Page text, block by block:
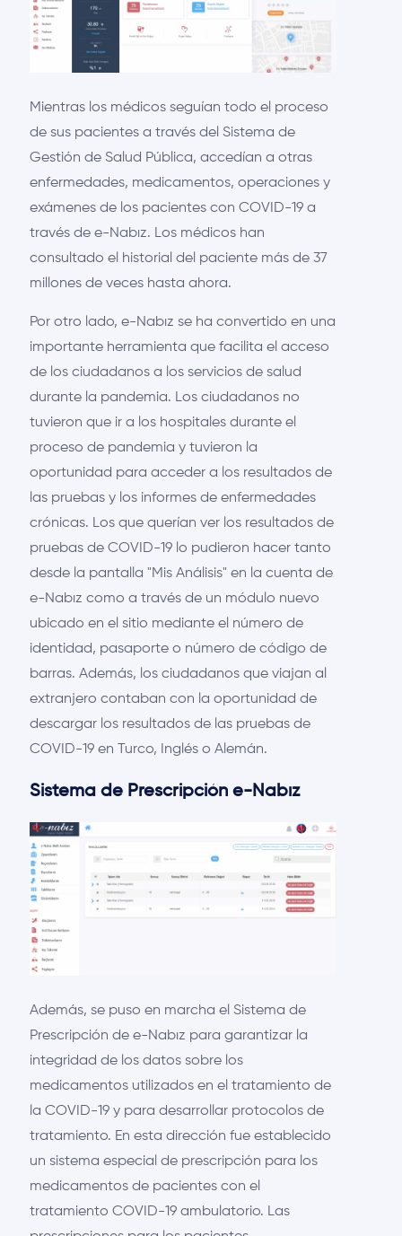
Mientras los médicos seguían todo el proceso
de sus pacientes a través del Sistema de
Gestión de Salud Pública, accedían a otras
enfermedades, medicamentos, operaciones y
exámenes de los pacientes con COVID-19 a
través de e-Nabız. Los médicos han
consultado el historial del paciente más de 37
millones de veces hasta ahora.
Por otro lado, e-Nabız se ha convertido en una
importante herramienta que facilita el acceso
de los ciudadanos a los servicios de salud
durante la pandemia. Los ciudadanos no
tuvieron que ir a los hospitales durante el
proceso de pandemia y tuvieron la
oportunidad para acceder a los resultados de
las pruebas y los informes de enfermedades
crónicas. Los que querían ver los resultados de
pruebas de COVID-19 lo pudieron hacer tanto
desde la pantalla "Mis Análisis" en la cuenta de
e-Nabız como a través de un módulo nuevo
ubicado en el sitio mediante el número de
identidad, pasaporte o número de código de
barras. Además, los ciudadanos que viajan al
extranjero contaban con la oportunidad de
descargar los resultados de las pruebas de
COVID-19 en Turco, Inglés o Alemán.
Sistema de Prescripción e-Nabız
Además, se puso en marcha el Sistema de
Prescripción de e-Nabız para garantizar la
integridad de los datos sobre los
medicamentos utilizados en el tratamiento de
la COVID-19 y para desarrollar protocolos de
tratamiento. En esta dirección fue establecido
un sistema especial de prescripción para los
medicamentos de pacientes con el
tratamiento COVID-19 ambulatorio. Las